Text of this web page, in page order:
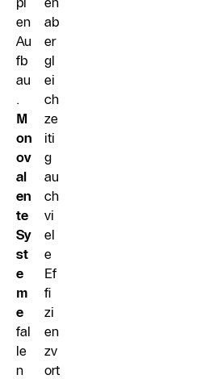
en
Au
fb
au
.
M
on
ov
al
en
te
Sy
st
e
m
e
fal
le
n
ab
er
gl
ei
ch
ze
iti
g
au
ch
vi
el
e
Ef
fi
zi
en
zv
ort